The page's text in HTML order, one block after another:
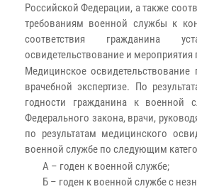
Российской Федерации, а также
требованиям военной службы к
соответствия гражданина
освидетельствование и
Медицинское
врачебной экспертизе. По
годности гражданина к военной
Федерального закона, врачи,
по результатам медицинского
военной службе по следующим
А – годен к военной службе;
Б – годен к военной службе с